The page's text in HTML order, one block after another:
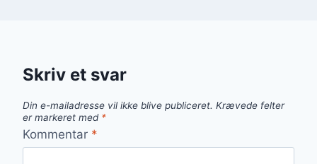
Skriv et svar
Din e-mailadresse vil ikke blive publiceret. Krævede felter
er markeret med *
Kommentar *